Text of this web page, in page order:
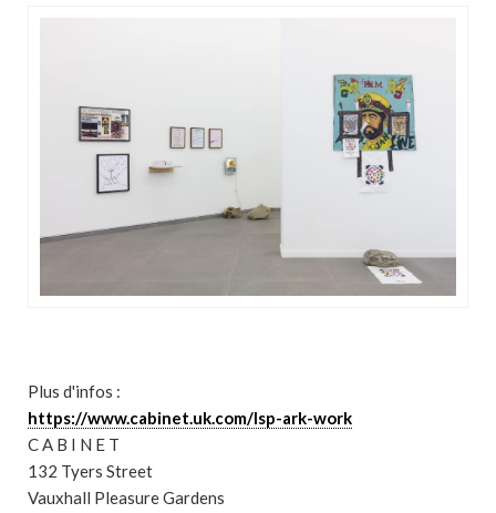
Plus d'infos :
https://www.cabinet.uk.com/lsp-ark-work
C A B I N E T
132 Tyers Street
Vauxhall Pleasure Gardens